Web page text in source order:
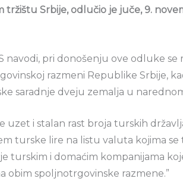
tržištu Srbije, odlučio je juče, 9.
navodi, pri donošenju ove odluke
razmeni Republike Srbije,
saradnje dveju zemalja u
uzet i stalan rast broja turskih
turske lire na listu valuta kojima
turskim i domaćim kompanijama
obim spoljnotrgovinske razmene.”